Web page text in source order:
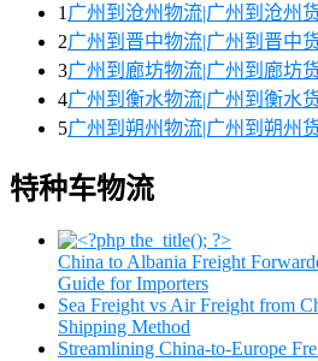
1 广州到沧州物流|广州到沧州
2广州到晋中物流|广州到晋中
3广州到廊坊物流|广州到廊坊
4广州到衡水物流|广州到衡水
5广州到朔州物流|广州到朔州
特种车物流
China to Albania Freight
Guide for Importers
Sea Freight vs Air Freight from
Shipping Method
Streamlining China-to-Europe